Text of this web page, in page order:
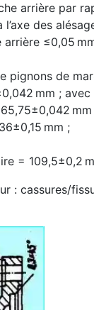
arrière par
des
arrière ≤0,05
pignons de
mm ;
mm
mm ;
= 109,5±0,2
cassures/